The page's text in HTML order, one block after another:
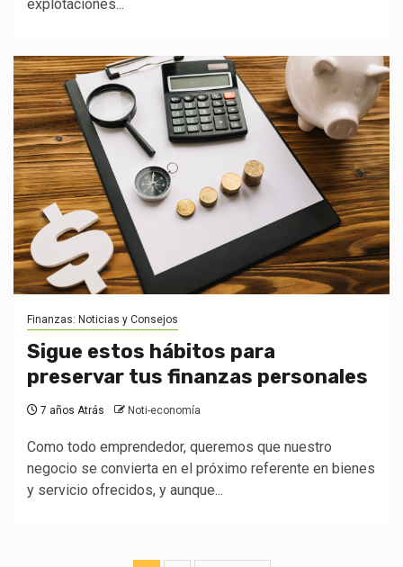
explotaciones...
Finanzas: Noticias y Consejos
Sigue estos hábitos para
preservar tus finanzas personales
7 años Atrás Noti-economía
Como todo emprendedor, queremos que nuestro
negocio se convierta en el próximo referente en bienes
y servicio ofrecidos, y aunque...